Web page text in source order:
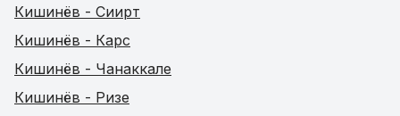
Кишинёв - Сиирт
Кишинёв - Карс
Кишинёв - Чанаккале
Кишинёв - Ризе